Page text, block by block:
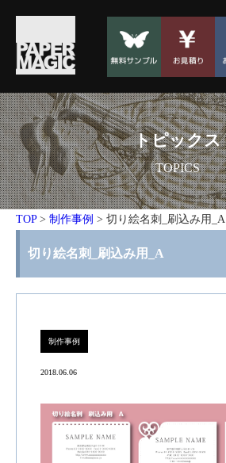
トピックス
TOPICS
TOP> 制作事例 > 切り絵名刺_刷込み用_A
切り絵名刺_刷込み用_A
制作事例
2018.06.06